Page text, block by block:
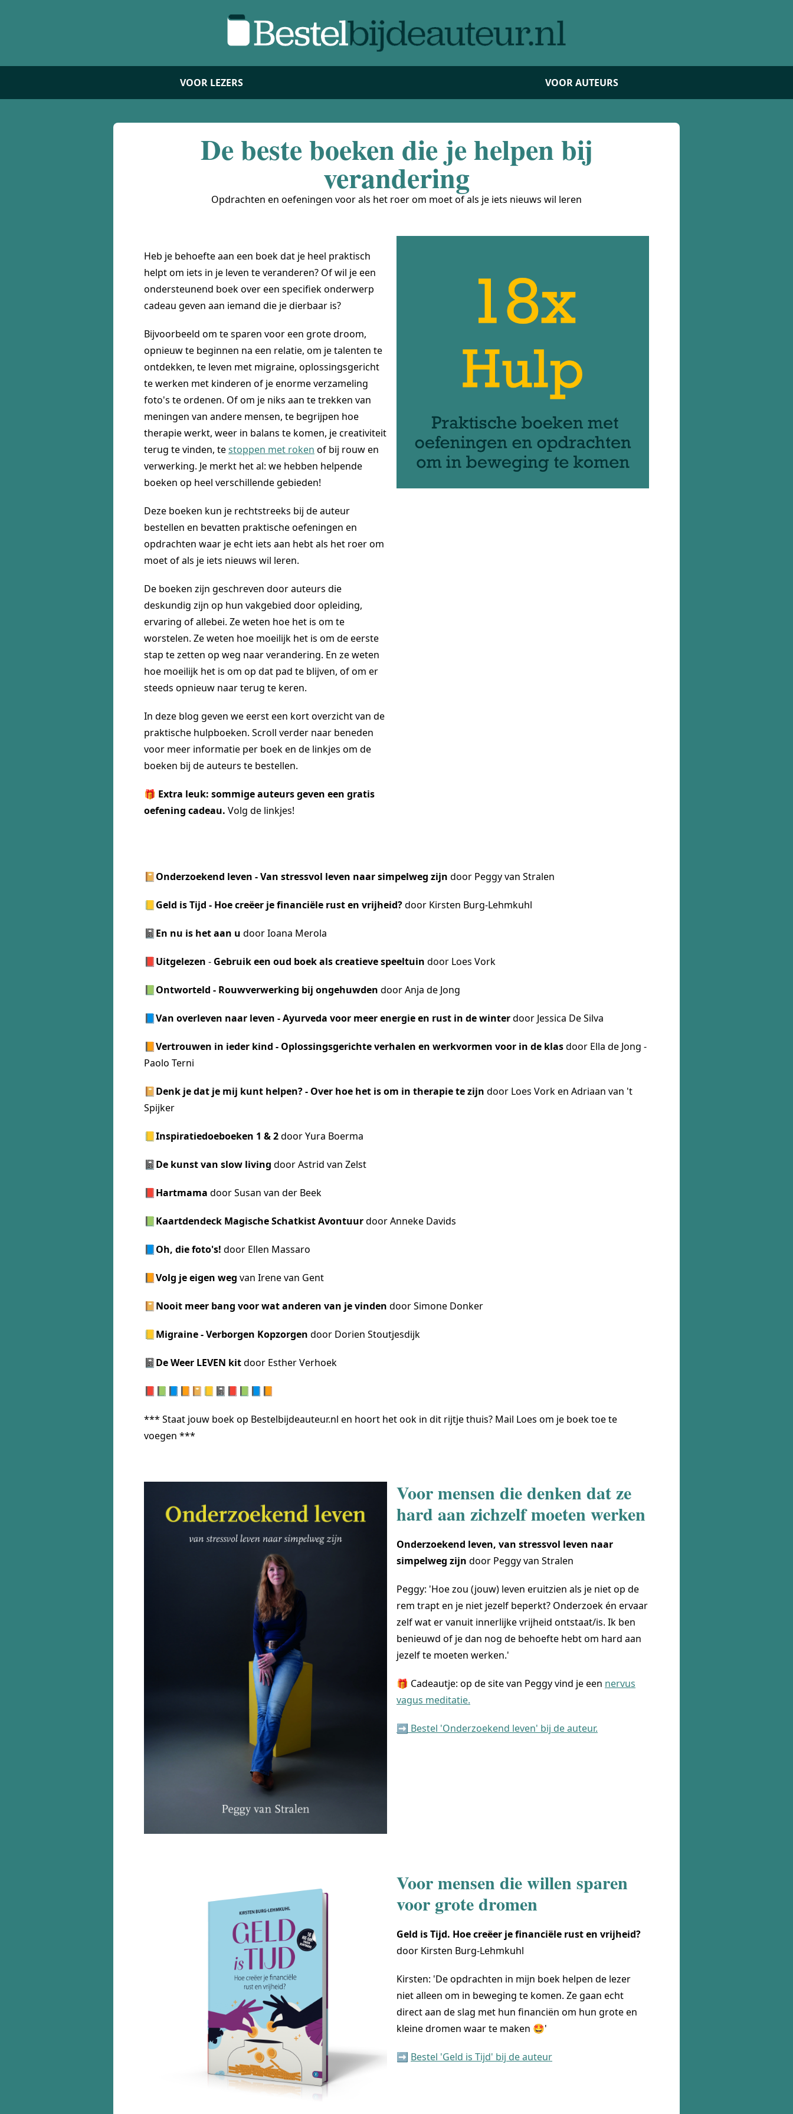
VOOR LEZERS VOOR AUTEURS
De beste boeken die je helpen bij
verandering
Opdrachten en oefeningen voor als het roer om moet of als je iets nieuws wil leren
Heb je behoefte aan een boek dat je heel praktisch
helpt om iets in je leven te veranderen? Of wil je een
ondersteunend boek over een specifiek onderwerp
cadeau geven aan iemand die je dierbaar is?
Bijvoorbeeld om te sparen voor een grote droom,
opnieuw te beginnen na een relatie, om je talenten te
ontdekken, te leven met migraine, oplossingsgericht
te werken met kinderen of je enorme verzameling
foto's te ordenen. Of om je niks aan te trekken van
meningen van andere mensen, te begrijpen hoe
therapie werkt, weer in balans te komen, je creativiteit
terug te vinden, testoppen met roken of bij rouw en
verwerking. Je merkt het al: we hebben helpende
boeken op heel verschillende gebieden!
Deze boeken kun je rechtstreeks bij de auteur
bestellen en bevatten praktische oefeningen en
opdrachten waar je echt iets aan hebt als het roer om
moet of als je iets nieuws wil leren.
De boeken zijn geschreven door auteurs die
deskundig zijn op hun vakgebied door opleiding,
ervaring of allebei. Ze weten hoe het is om te
worstelen. Ze weten hoe moeilijk het is om de eerste
stap te zetten op weg naar verandering. En ze weten
hoe moeilijk het is om op dat pad te blijven, of om er
steeds opnieuw naar terug te keren.
In deze blog geven we eerst een kort overzicht van de
praktische hulpboeken. Scroll verder naar beneden
voor meer informatie per boek en de linkjes om de
boeken bij de auteurs te bestellen.
🎁 Extra leuk: sommige auteurs geven een gratis
oefening cadeau. Volg de linkjes!
📔Onderzoekend leven - Van stressvol leven naar simpelweg zijn door Peggy van Stralen
📒Geld is Tijd - Hoe creëer je financiële rust en vrijheid?door Kirsten Burg-Lehmkuhl
📓En nu is het aan u door Ioana Merola
📕Uitgelezen - Gebruik een oud boek als creatieve speeltuin door Loes Vork
📗Ontworteld - Rouwverwerking bij ongehuwden door Anja de Jong
📘Van overleven naar leven - Ayurveda voor meer energie en rust in de winterdoor Jessica De Silva
📙Vertrouwen in ieder kind - Oplossingsgerichte verhalen en werkvormen voor in de klasdoor Ella de Jong -
Paolo Terni
📔Denk je dat je mij kunt helpen? - Over hoe het is om in therapie te zijn door Loes Vork en Adriaan van 't
Spijker
📒Inspiratiedoeboeken 1 & 2door Yura Boerma
📓De kunst van slow living door Astrid van Zelst
📕Hartmama door Susan van der Beek
📗Kaartdendeck Magische Schatkist Avontuurdoor Anneke Davids
📘Oh, die foto's! door Ellen Massaro
📙Volg je eigen weg van Irene van Gent
📔Nooit meer bang voor wat anderen van je vinden door Simone Donker
📒Migraine - Verborgen Kopzorgen door Dorien Stoutjesdijk
📓De Weer LEVEN kitdoor Esther Verhoek
📕📗📘📙📔📒📓📕📗📘📙
*** Staat jouw boek op Bestelbijdeauteur.nl en hoort het ook in dit rijtje thuis? Mail Loes om je boek toe te
voegen ***
Voor mensen die denken dat ze
hard aan zichzelf moeten werken
Onderzoekend leven, van stressvol leven naar
simpelweg zijn door Peggy van Stralen
Peggy: 'Hoe zou (jouw) leven eruitzien als je niet op de
rem trapt en je niet jezelf beperkt? Onderzoek én ervaar
zelf wat er vanuit innerlijke vrijheid ontstaat/is. Ik ben
benieuwd of je dan nog de behoefte hebt om hard aan
jezelf te moeten werken.'
🎁 Cadeautje: op de site van Peggy vind je een nervus
vagus meditatie.
➡️ Bestel 'Onderzoekend leven' bij de auteur.
Voor mensen die willen sparen
voor grote dromen
Geld is Tijd. Hoe creëer je financiële rust en vrijheid?
door Kirsten Burg-Lehmkuhl
Kirsten: 'De opdrachten in mijn boek helpen de lezer
niet alleen om in beweging te komen. Ze gaan echt
direct aan de slag met hun financiën om hun grote en
kleine dromen waar te maken 🤩'
➡️ Bestel 'Geld is Tijd' bij de auteur